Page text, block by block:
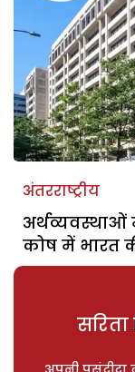
अंतरराष्ट्रीय
अर्थव्यवस्थाओं
कोष में भारत